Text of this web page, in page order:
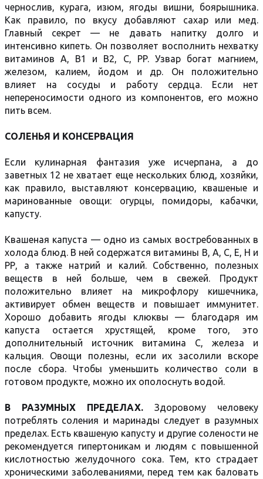
чернослив, курага, изюм, ягоды вишни, боярышника.
Как правило, по вкусу добавляют сахар или мед.
Главный секрет — не давать напитку долго и
интенсивно кипеть. Он позволяет восполнить нехватку
витаминов A, B1 и B2, C, PP. Узвар богат магнием,
железом, калием, йодом и др. Он положительно
влияет на сосуды и работу сердца. Если нет
непереносимости одного из компонентов, его можно
пить всем.
СОЛЕНЬЯ И КОНСЕРВАЦИЯ
Если кулинарная фантазия уже исчерпана, а до
заветных 12 не хватает еще нескольких блюд, хозяйки,
как правило, выставляют консервацию, квашеные и
маринованные овощи: огурцы, помидоры, кабачки,
капусту.
Квашеная капуста — одно из самых востребованных в
холода блюд. В ней содержатся витамины В, А, С, Е, Н и
РР, а также натрий и калий. Собственно, полезных
веществ в ней больше, чем в свежей. Продукт
положительно влияет на микрофлору кишечника,
активирует обмен веществ и повышает иммунитет.
Хорошо добавить ягоды клюквы — благодаря им
капуста остается хрустящей, кроме того, это
дополнительный источник витамина С, железа и
кальция. Овощи полезны, если их засолили вскоре
после сбора. Чтобы уменьшить количество соли в
готовом продукте, можно их ополоснуть водой.
В РАЗУМНЫХ ПРЕДЕЛАХ. Здоровому человеку
потреблять соления и маринады следует в разумных
пределах. Есть квашеную капусту и другие солености не
рекомендуется гипертоникам и людям с повышенной
кислотностью желудочного сока. Тем, кто страдает
хроническими заболеваниями, перед тем как баловать